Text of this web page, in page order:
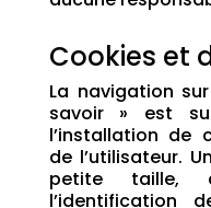
Cookies et
La navigation
savoir » est
l’installation de
de l’utilisateur.
petite taille,
l’identification